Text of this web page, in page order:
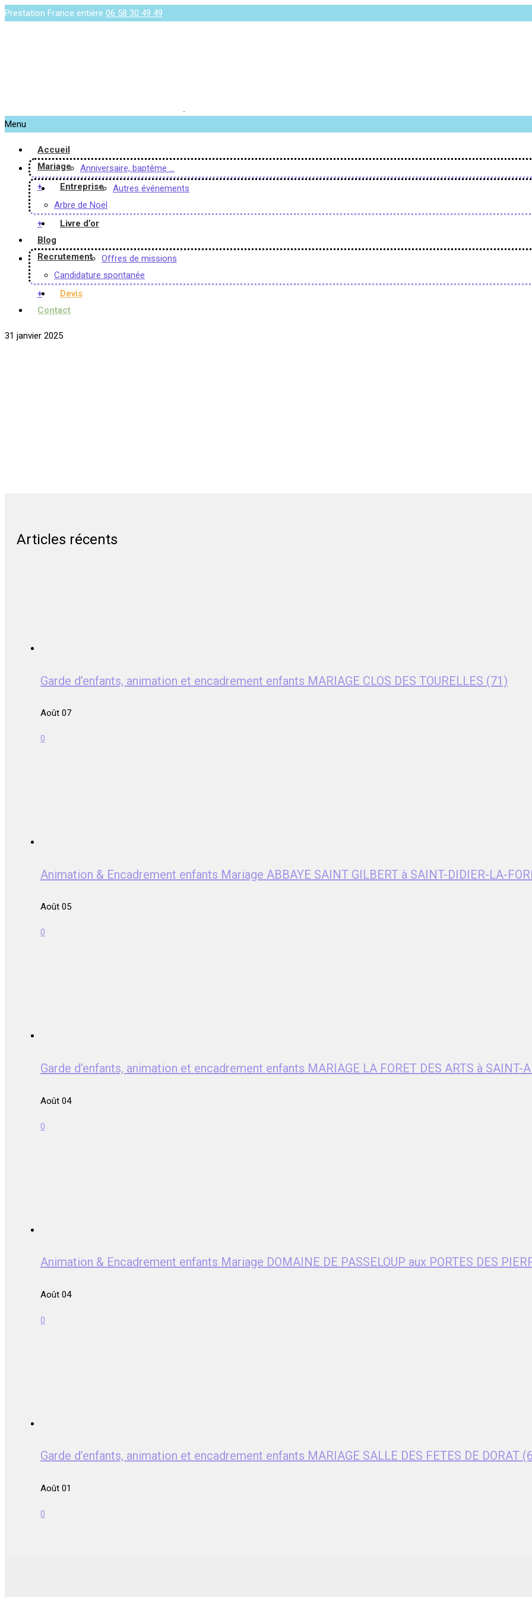
Prestation France entière 06 58 30 49 49
Menu
Accueil
Mariage
Anniversaire, baptême …
+
Entreprise
Autres événements
Arbre de Noël
+
Livre d’or
Blog
Recrutement
Offres de missions
Candidature spontanée
+
Devis
Contact
31 janvier 2025
Articles récents
Garde d’enfants, animation et encadrement enfants MARIAGE CLOS DES TOURELLES (71)
Août 07
0
Animation & Encadrement enfants Mariage ABBAYE SAINT GILBERT à SAINT-DIDIER-LA-
Août 05
0
Garde d’enfants, animation et encadrement enfants MARIAGE LA FORET DES ARTS à SAINT-
Août 04
0
Animation & Encadrement enfants Mariage DOMAINE DE PASSELOUP aux PORTES DES
Août 04
0
Garde d’enfants, animation et encadrement enfants MARIAGE SALLE DES FETES DE DORAT
Août 01
0